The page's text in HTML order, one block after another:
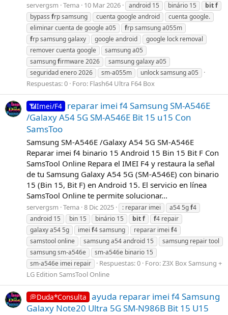
servergsm Tema 10 Mar 2026 android 15 binário 15 bitf
bypass frp samsung cuenta google android
cuenta google.
eliminar cuenta de google a05
frp samsung a055m
frp samsung galaxy google android
google lock removal
remover cuenta google
samsung a05
samsungfirmware 2026
samsung galaxy a05
seguridad enero 2026
sm-a055m unlock samsung a05
Respuestas: 0 Foro: Flash64 Ultra F64 Box
📶Imei/F4 reparar imei f4 Samsung SM-A546E
/Galaxy A54 5G SM-A546E Bit 15 u15 Con
SamsToo
Samsung SM-A546E /Galaxy A54 5G SM-A546E
Reparar imei f4 binario 15 Android 15 Bin 15 Bit F Con
SamsTool Online Repara el IMEI F4 y restaura la señal
de tu Samsung Galaxy A54 5G (SM-A546E) con binario
15 (Bin 15, Bit F) en Android 15. El servicio en línea
SamsTool Online te permite solucionar...
servergsm Tema 8 Dic 2025 : reparar imei a54 5gf4
android 15
bin 15 binário 15 bitf f4 repair
galaxy a54 5g
imei f4 samsung reparar imei f4
samstool online
samsung a54 android 15
samsung repair tool
samsung sm-a546e
sm-a546e binario 15
sm-a546e imei repair
Respuestas: 0 Foro:Z3X Box Samsung +
LG Edition SamsTool Online
💭Duda*Consulta ayuda reparar imei f4 Samsung
Galaxy Note20 Ultra 5G SM-N986B Bit 15 U15